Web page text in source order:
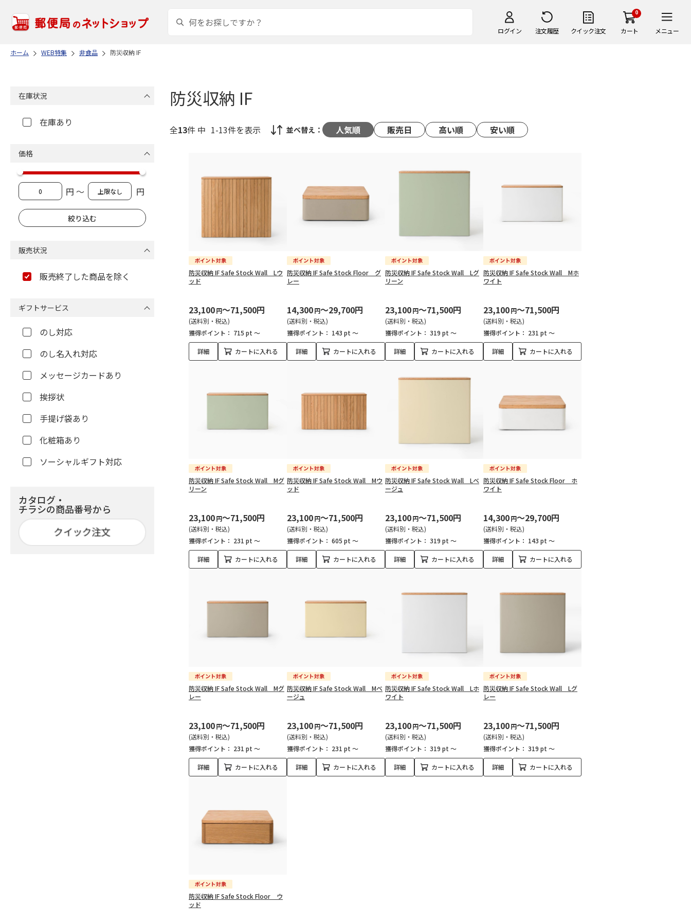
ログイン 注文履歴 クイック注文
0
カート メニュー
ホーム WEB特集 非食品 防災収納 IF
防災収納 IF
全13件 中 1-13件を表示 並べ替え： 人気順 販売日 高い順 安い順
防災収納 IF Safe Stock Wall Lウ
ッド
23,100円～71,500円
(送料別・税込)
獲得ポイント： 715 pt ～
詳細 カートに入れる
防災収納 IF Safe Stock Floor グ
レー
14,300円～29,700円
(送料別・税込)
獲得ポイント： 143 pt ～
詳細 カートに入れる
防災収納 IF Safe Stock Wall Lグ
リーン
23,100円～71,500円
(送料別・税込)
獲得ポイント： 319 pt ～
詳細 カートに入れる
防災収納 IF Safe Stock Wall Mホ
ワイト
23,100円～71,500円
(送料別・税込)
獲得ポイント： 231 pt ～
詳細 カートに入れる
防災収納 IF Safe Stock Wall Mグ
リーン
23,100円～71,500円
(送料別・税込)
獲得ポイント： 231 pt ～
詳細 カートに入れる
防災収納 IF Safe Stock Wall Mウ
ッド
23,100円～71,500円
(送料別・税込)
獲得ポイント： 605 pt ～
詳細 カートに入れる
防災収納 IF Safe Stock Wall Lベ
ージュ
23,100円～71,500円
(送料別・税込)
獲得ポイント： 319 pt ～
詳細 カートに入れる
防災収納 IF Safe Stock Floor ホ
ワイト
14,300円～29,700円
(送料別・税込)
獲得ポイント： 143 pt ～
詳細 カートに入れる
防災収納 IF Safe Stock Wall Mグ
レー
23,100円～71,500円
(送料別・税込)
獲得ポイント： 231 pt ～
詳細 カートに入れる
防災収納 IF Safe Stock Wall Mベ
ージュ
23,100円～71,500円
(送料別・税込)
獲得ポイント： 231 pt ～
詳細 カートに入れる
防災収納 IF Safe Stock Wall Lホ
ワイト
23,100円～71,500円
(送料別・税込)
獲得ポイント： 319 pt ～
詳細 カートに入れる
防災収納 IF Safe Stock Wall Lグ
レー
23,100円～71,500円
(送料別・税込)
獲得ポイント： 319 pt ～
詳細 カートに入れる
防災収納 IF Safe Stock Floor ウ
ッド
在庫状況
在庫あり
価格
円 ～ 円
販売状況
販売終了した商品を除く
ギフトサービス
のし対応
のし名入れ対応
メッセージカードあり
挨拶状
手提げ袋あり
化粧箱あり
ソーシャルギフト対応
カタログ・
チラシの商品番号から